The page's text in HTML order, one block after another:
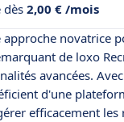
dès2,00 € /mois
approche novatrice
de loxo
avancées.
d'une
efficacement les